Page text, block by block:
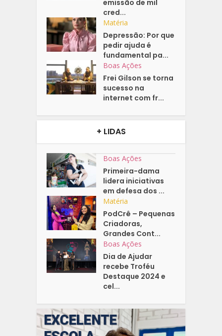
emissão de mil
cred...
Matéria
Depressão: Por que
pedir ajuda é
fundamental pa...
Boas Ações
Frei Gilson se torna
sucesso na
internet com fr...
+ LIDAS
Boas Ações
Primeira-dama
lidera iniciativas
em defesa dos ...
Matéria
PodCrê – Pequenas
Criadoras,
Grandes Cont...
Boas Ações
Dia de Ajudar
recebe Troféu
Destaque 2024 e
cel...